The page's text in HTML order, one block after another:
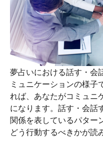
夢占いにおける話す・会
ミュニケーションの様子
れば、あなたがコミュニ
になります。話す・会話
関係を表しているパター
どう行動するべきかが読